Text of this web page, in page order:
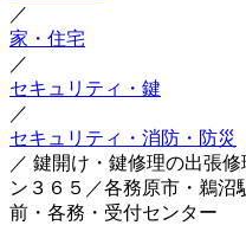
／
家・住宅
／
セキュリティ・鍵
／
セキュリティ・消防・防災
／ 鍵開け・鍵修理の出張
ン３６５／各務原市・鵜沼
前・各務・受付センター